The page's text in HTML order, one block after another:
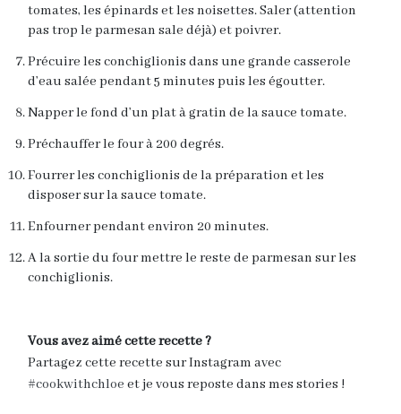
tomates, les épinards et les noisettes. Saler (attention
pas trop le parmesan sale déjà) et poivrer.
Précuire les conchiglionis dans une grande casserole
d’eau salée pendant 5 minutes puis les égoutter.
Napper le fond d’un plat à gratin de la sauce tomate.
Préchauffer le four à 200 degrés.
Fourrer les conchiglionis de la préparation et les
disposer sur la sauce tomate.
Enfourner pendant environ 20 minutes.
A la sortie du four mettre le reste de parmesan sur les
conchiglionis.
Vous avez aimé cette recette ?
Partagez cette recette sur Instagram avec
#cookwithchloe et je vous reposte dans mes stories !